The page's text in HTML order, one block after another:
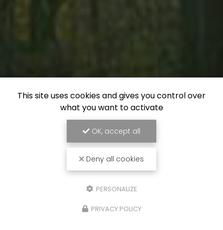
This site uses cookies and gives you control over
what you want to activate
OK, accept all
Deny all cookies
PERSONALIZE
PRIVACY POLICY